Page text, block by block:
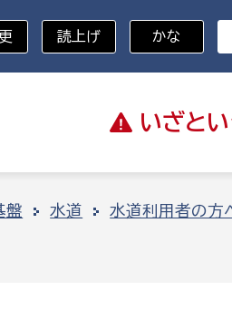
いざと
野を選択
読上げ かな
盤 水道 水道利用者の方